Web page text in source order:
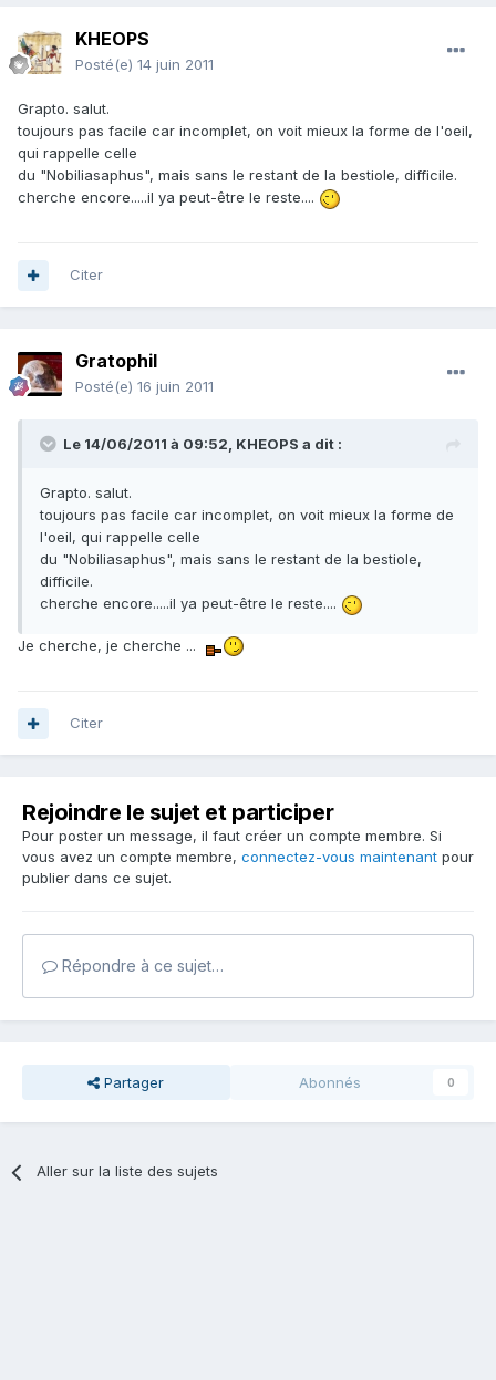
KHEOPS
Posté(e) 14 juin 2011
Grapto. salut.
toujours pas facile car incomplet, on voit mieux la forme de l'oeil,
qui rappelle celle
du "Nobiliasaphus", mais sans le restant de la bestiole, difficile.
cherche encore.....il ya peut-être le reste....
Citer
Gratophil
Posté(e) 16 juin 2011
Le 14/06/2011 à 09:52, KHEOPS a dit :
Grapto. salut.
toujours pas facile car incomplet, on voit mieux la forme de
l'oeil, qui rappelle celle
du "Nobiliasaphus", mais sans le restant de la bestiole,
difficile.
cherche encore.....il ya peut-être le reste....
Je cherche, je cherche ...
Citer
Rejoindre le sujet et participer
Pour poster un message, il faut créer un compte membre. Si
vous avez un compte membre, connectez-vous maintenant pour
publier dans ce sujet.
Répondre à ce sujet…
Partager Abonnés 0
Aller sur la liste des sujets